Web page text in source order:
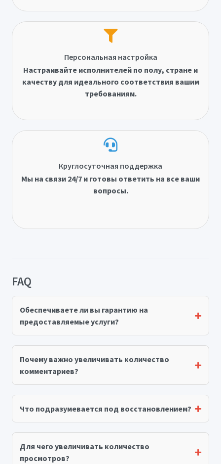
Персональная настройка
Настраивайте исполнителей по полу, стране и
качеству для идеального соответствия вашим
требованиям.
Круглосуточная поддержка
Мы на связи 24/7 и готовы ответить на все ваши
вопросы.
FAQ
Обеспечиваете ли вы гарантию на
предоставляемые услуги?
Почему важно увеличивать количество
комментариев?
Что подразумевается под восстановлением?
Для чего увеличивать количество
просмотров?